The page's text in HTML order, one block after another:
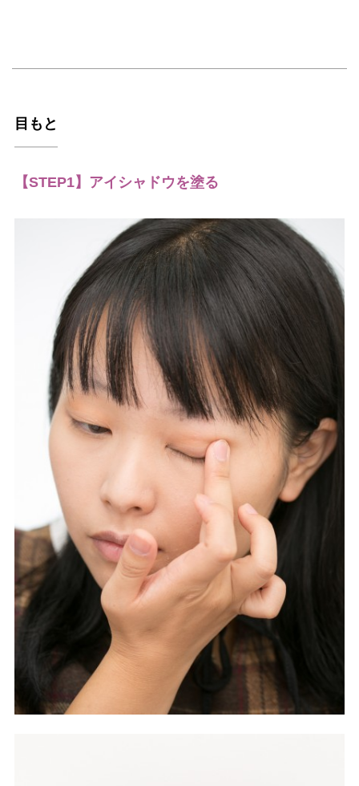
目もと
【STEP1】アイシャドウを塗る